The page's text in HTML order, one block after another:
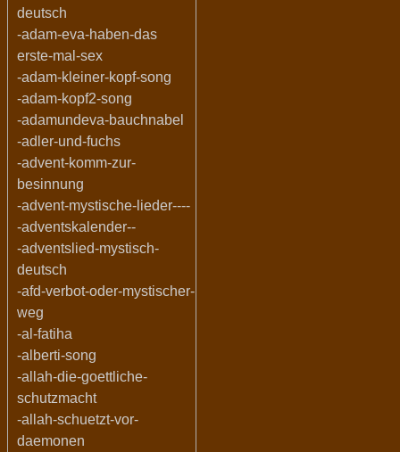
deutsch
-adam-eva-haben-das
erste-mal-sex
-adam-kleiner-kopf-song
-adam-kopf2-song
-adamundeva-bauchnabel
-adler-und-fuchs
-advent-komm-zur-
besinnung
-advent-mystische-lieder----
-adventskalender--
-adventslied-mystisch-
deutsch
-afd-verbot-oder-mystischer-
weg
-al-fatiha
-alberti-song
-allah-die-goettliche-
schutzmacht
-allah-schuetzt-vor-
daemonen